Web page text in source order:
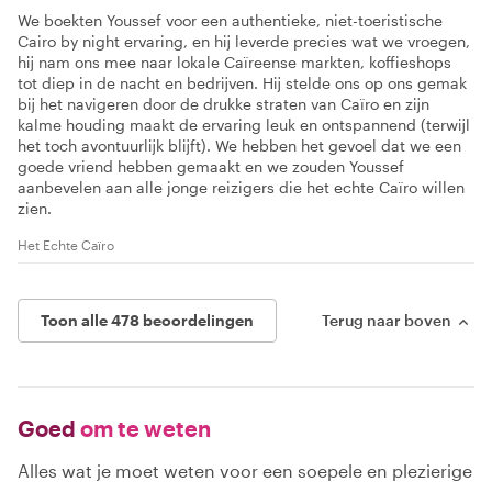
We boekten Youssef voor een authentieke, niet-toeristische
Cairo by night ervaring, en hij leverde precies wat we vroegen,
hij nam ons mee naar lokale Caïreense markten, koffieshops
tot diep in de nacht en bedrijven. Hij stelde ons op ons gemak
bij het navigeren door de drukke straten van Caïro en zijn
kalme houding maakt de ervaring leuk en ontspannend (terwijl
het toch avontuurlijk blijft). We hebben het gevoel dat we een
goede vriend hebben gemaakt en we zouden Youssef
aanbevelen aan alle jonge reizigers die het echte Caïro willen
zien.
Het Echte Caïro
Toon alle 478 beoordelingen Terug naar boven
Goed om te weten
Alles wat je moet weten voor een soepele en plezierige